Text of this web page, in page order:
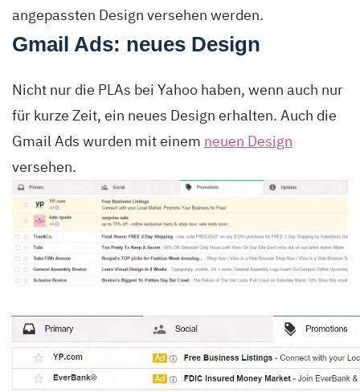
angepassten Design versehen werden.
Gmail Ads: neues Design
Nicht nur die PLAs bei Yahoo haben, wenn auch nur
für kurze Zeit, ein neues Design erhalten. Auch die
Gmail Ads wurden mit einem neuen Design
versehen.